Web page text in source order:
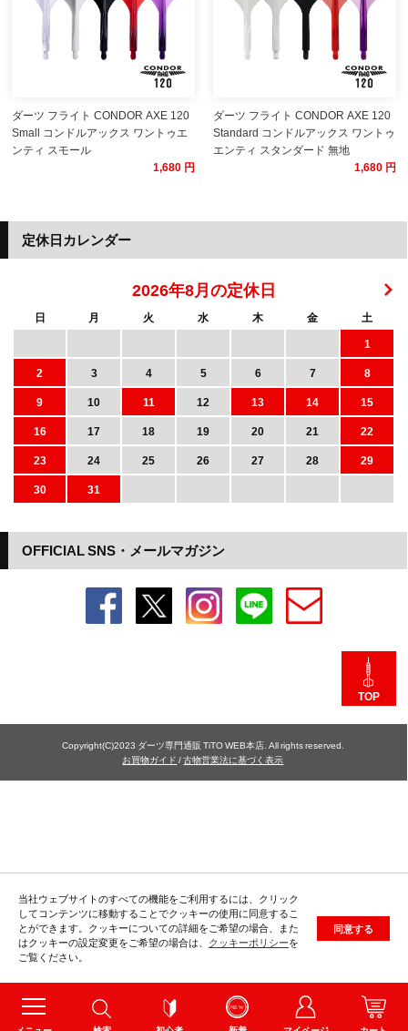
ダーツ フライト CONDOR AXE 120
Small コンドルアックス ワントゥエ
ンティ スモール
1,680 円
ダーツ フライト CONDOR AXE 120
Standard コンドルアックス ワントゥ
エンティ スタンダード 無地
1,680 円
当社ウェブサイトのすべての機能をご利用するには、クリック
してコンテンツに移動することでクッキーの使用に同意するこ
とができます。クッキーについての詳細をご希望の場合、また
はクッキーの設定変更をご希望の場合は、 クッキーポリシーを
ご覧ください。
同意する
OFFICIAL SNS・メールマガジン
定休日カレンダー
2026年8月の定休日
日 月 火 水 木 金
土
1
2
3 4 5 6 7
8
9
10 11 12 13 14
15
16
17 18 19 20 21
22
23
24 25 26 27 28
29
30
31
TOP
Copyright(C)2023 ダーツ専門通販 TiTO WEB本店. All rights reserved.
お買物ガイド /古物営業法に基づく表示